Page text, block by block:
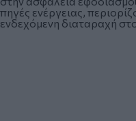
πηγές ενέργειας,
ενδεχόμενη διαταραχή